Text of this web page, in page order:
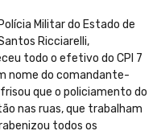
Militar do Estado de
Ricciarelli,
todo o efetivo do CPI 7
nome do comandante-
que o policiamento do
nas ruas, que trabalham
todos os